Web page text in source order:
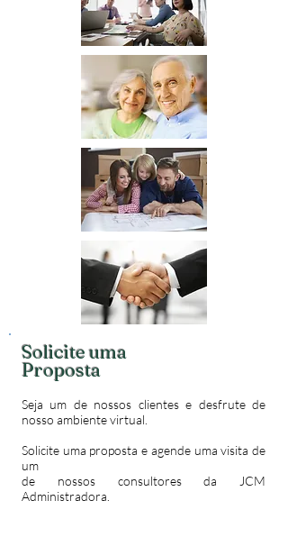
Solicite uma
Proposta
Seja um de nossos clientes e desfrute de
nosso ambiente virtual.
Solicite uma proposta e agende uma visita de
um
de nossos consultores da JCM
Administradora.